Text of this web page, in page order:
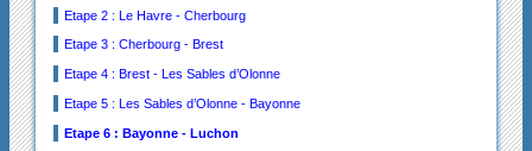
Etape 2 : Le Havre - Cherbourg
Etape 3 : Cherbourg - Brest
Etape 4 : Brest - Les Sables d’Olonne
Etape 5 : Les Sables d’Olonne - Bayonne
Etape 6 : Bayonne - Luchon